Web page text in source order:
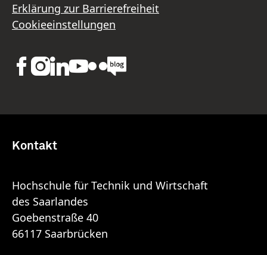
Erklärung zur Barrierefreiheit
Cookieeinstellungen
Kontakt
Hochschule für Technik und Wirtschaft
des Saarlandes
Goebenstraße 40
66117 Saarbrücken